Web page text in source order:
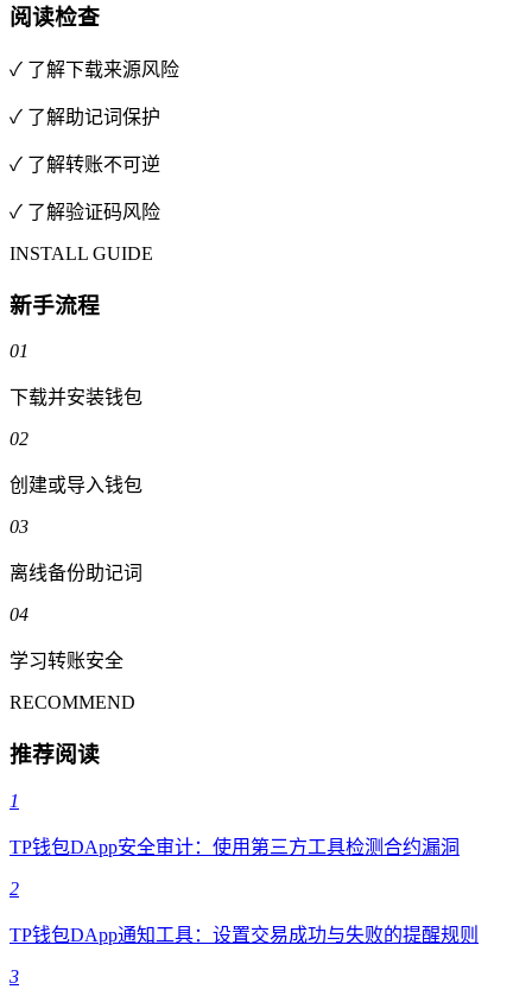
阅读检查
✓ 了解下载来源风险
✓ 了解助记词保护
✓ 了解转账不可逆
✓ 了解验证码风险
INSTALL GUIDE
新手流程
01
下载并安装钱包
02
创建或导入钱包
03
离线备份助记词
04
学习转账安全
RECOMMEND
推荐阅读
1
TP钱包DApp安全审计：使用第三方工具检测合约漏洞
2
TP钱包DApp通知工具：设置交易成功与失败的提醒规则
3